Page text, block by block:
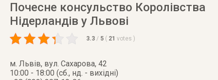
Почесне консульство Королівства
Нідерландів у Львові
3.3 / 5 ( 21 votes )
м. Львів, вул. Сахарова, 42
10:00 - 18:00 (сб., нд. - вихідні)